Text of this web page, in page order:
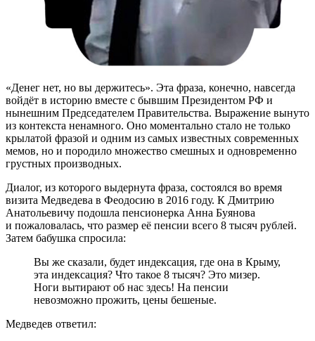
«Денег нет, но вы держитесь». Эта фраза, конечно, навсегда
войдёт в историю вместе с бывшим Президентом РФ и
нынешним Председателем Правительства. Выражение вынуто
из контекста ненамного. Оно моментально стало не только
крылатой фразой и одним из самых известных современных
мемов, но и породило множество смешных и одновременно
грустных производных.
Диалог, из которого выдернута фраза, состоялся во время
визита Медведева в Феодосию в 2016 году. К Дмитрию
Анатольевичу подошла пенсионерка Анна Буянова
и пожаловалась, что размер её пенсии всего 8 тысяч рублей.
Затем бабушка спросила:
Вы же сказали, будет индексация, где она в Крыму,
эта индексация? Что такое 8 тысяч? Это мизер.
Ноги вытирают об нас здесь! На пенсии
невозможно прожить, цены бешеные.
Медведев ответил: